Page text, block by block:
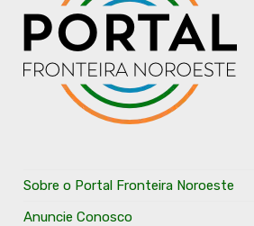
Sobre o Portal Fronteira Noroeste
Anuncie Conosco